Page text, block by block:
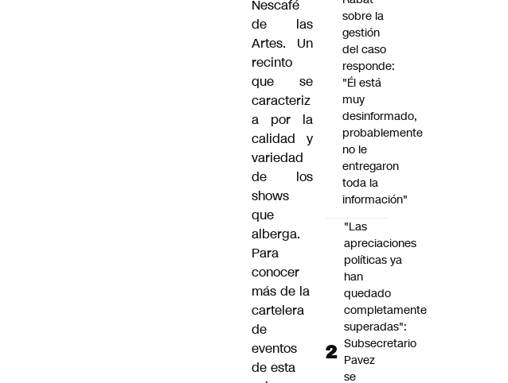
Nescafé
de las
Artes. Un
recinto
que se
caracteriz
a por la
calidad y
variedad
de los
shows
que
alberga.
Para
conocer
más de la
cartelera
de
eventos
de esta
sobre la
gestión
del caso
responde:
"Él está
muy
desinformado,
probablemente
no le
entregaron
toda la
información"
"Las
apreciaciones
políticas ya
han
quedado
completamente
superadas":
Subsecretario
Pavez
se